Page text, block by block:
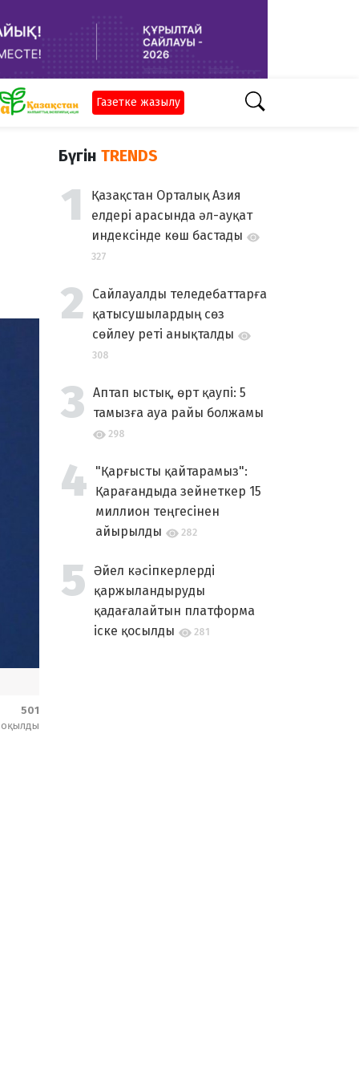
Газетке жазылу
501
оқылды
Бүгін TRENDS
Қазақстан Орталық Азия
елдері арасында әл-ауқат
индексінде көш бастады
327
Сайлауалды теледебаттарға
қатысушылардың сөз
сөйлеу реті анықталды
308
Аптап ыстық, өрт қаупі: 5
тамызға ауа райы болжамы
298
"Қарғысты қайтарамыз":
Қарағандыда зейнеткер 15
миллион теңгесінен
айырылды
282
Әйел кәсіпкерлерді
қаржыландыруды
қадағалайтын платформа
іске қосылды
281